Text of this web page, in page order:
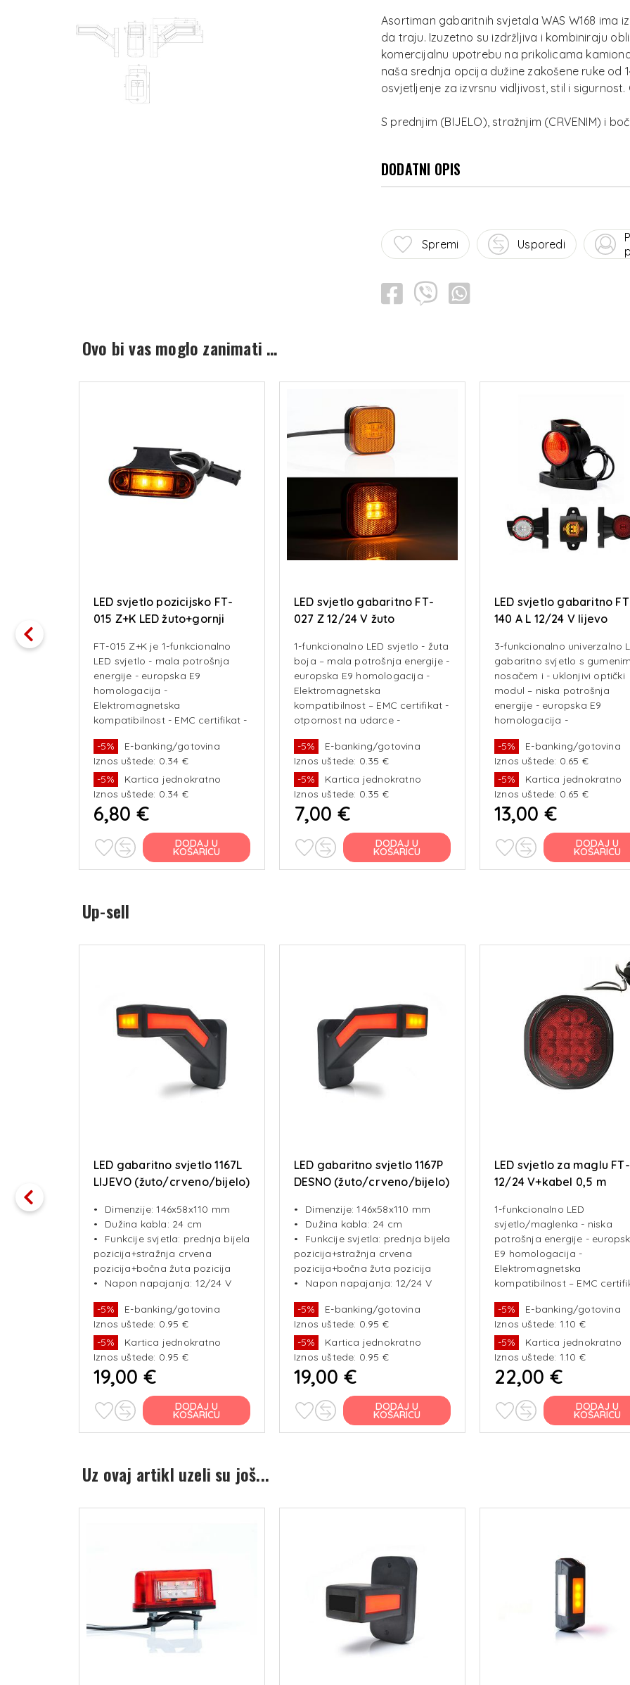
Asortiman gabaritnih svjetala WAS W168 ima
da traju. Izuzetno su izdržljiva i kombiniraju
komercijalnu upotrebu na prikolicama
naša srednja opcija dužine zakošene ruke od
osvjetljenje za izvrsnu vidljivost, stil i sigurnost.
DODATNI OPIS
Spremi Usporedi
Ovo bi vas moglo zanimati …
LED svjetlo pozicijsko FT-
015 Z+K LED žuto+gornji
FT-015 Z+K je 1-funkcionalno
LED svjetlo - mala potrošnja
energije - europska E9
homologacija -
Elektromagnetska
kompatibilnost - EMC certifikat -
integrirani kabel 2x0,75 mm2 -
nosač U standardnoj verziji
svjetlo
-5%
E-banking/gotovina
Iznos uštede: 0.34 €
-5%
Kartica jednokratno
Iznos uštede: 0.34 €
6,80 €
DODAJ U
KOŠARICU
LED svjetlo gabaritno FT-
027 Z 12/24 V žuto
1-funkcionalno LED svjetlo - žuta
boja – mala potrošnja energije -
europska E9 homologacija -
Elektromagnetska
kompatibilnost – EMC certifikat -
otpornost na udarce -
polariteta - integrirani kabel
2x0,75 mm
-5%
E-banking/gotovina
Iznos uštede: 0.35 €
-5%
Kartica jednokratno
Iznos uštede: 0.35 €
7,00 €
DODAJ U
KOŠARICU
LED svjetlo gabaritno
140 A L 12/24 V lijevo
3-funkcionalno univerzalno
gabaritno svjetlo s gumenim
nosačem i - uklonjivi optički
modul – niska potrošnja
energije - europska E9
homologacija -
kompatibilnost – EMC
otpornost na udarce
-5%
E-banking/gotovina
Iznos uštede: 0.65 €
-5%
Kartica jednokratno
Iznos uštede: 0.65 €
13,00 €
DODAJ U
KOŠARICU
Up-sell
mm
LED gabaritno svjetlo 1167L
LIJEVO (žuto/crveno/bijelo)
Dimenzije: 146x58x110 mm
Dužina kabla: 24 cm
Funkcije svjetla: prednja bijela
pozicija+stražnja crvena
pozicija+bočna žuta pozicija
Napon napajanja: 12/24 V
-5%
E-banking/gotovina
Iznos uštede: 0.95 €
-5%
Kartica jednokratno
Iznos uštede: 0.95 €
19,00 €
DODAJ U
KOŠARICU
LED gabaritno svjetlo 1167P
DESNO (žuto/crveno/bijelo)
Dimenzije: 146x58x110 mm
Dužina kabla: 24 cm
Funkcije svjetla: prednja bijela
pozicija+stražnja crvena
pozicija+bočna žuta pozicija
Napon napajanja: 12/24 V
-5%
E-banking/gotovina
Iznos uštede: 0.95 €
-5%
Kartica jednokratno
Iznos uštede: 0.95 €
19,00 €
DODAJ U
KOŠARICU
LED svjetlo za maglu
12/24 V+kabel 0,5 m
1-funkcionalno LED
svjetlo/maglenka - niska
potrošnja energije -
E9 homologacija -
Elektromagnetska
kompatibilnost – EMC
mogućnost povezivanja
polariteta Funkcije lampe: -
svjetlo za maglu
-5%
E-banking/gotovina
Iznos uštede: 1.10 €
-5%
Kartica jednokratno
Iznos uštede: 1.10 €
22,00 €
DODAJ U
KOŠARICU
Uz ovaj artikl uzeli su još...